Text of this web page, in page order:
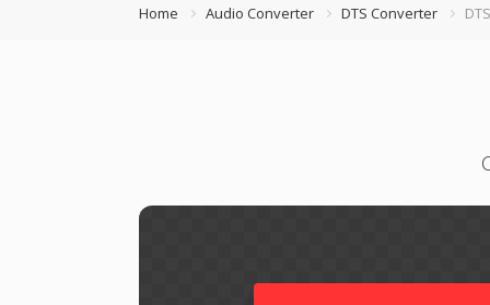
Home Audio Converter DTS Converter